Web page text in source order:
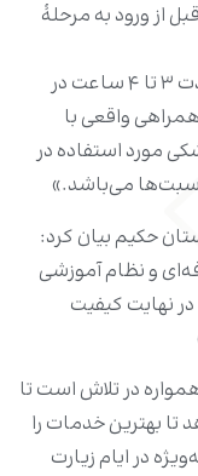
از ورود به مرحلۀ
بخش عملی نیز شامل آموزش روزانه به مدت ۳ تا ۴ ساعت در
واقعی با
مورد استفاده در
می‌باشد.»
حکیم بیان کرد:
و نظام آموزشی
نهایت کیفیت
در تلاش است تا
تا بهترین خدمات را
در ایام زیارت